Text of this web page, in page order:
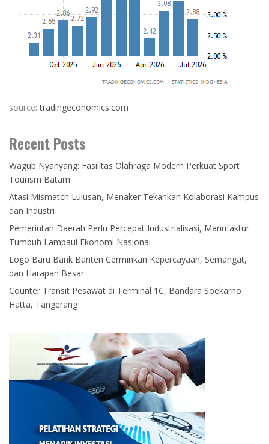
source:tradingeconomics.com
Recent Posts
Wagub Nyanyang: Fasilitas Olahraga Modern Perkuat Sport
Tourism Batam
Atasi Mismatch Lulusan, Menaker Tekankan Kolaborasi Kampus
dan Industri
Pemerintah Daerah Perlu Percepat Industrialisasi, Manufaktur
Tumbuh Lampaui Ekonomi Nasional
Logo Baru Bank Banten Cerminkan Kepercayaan, Semangat,
dan Harapan Besar
Counter Transit Pesawat di Terminal 1C, Bandara Soekarno
Hatta, Tangerang